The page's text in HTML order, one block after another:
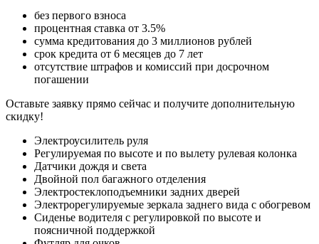
без первого взноса
процентная ставка от 3.5%
сумма кредитования до 3 миллионов рублей
срок кредита от 6 месяцев до 7 лет
отсутствие штрафов и комиссий при досрочном
погашении
Оставьте заявку прямо сейчас и получите дополнительную
скидку!
Электроусилитель руля
Регулируемая по высоте и по вылету рулевая колонка
Датчики дождя и света
Двойной пол багажного отделения
Электростеклоподъемники задних дверей
Электрорегулируемые зеркала заднего вида с обогревом
Сиденье водителя с регулировкой по высоте и
поясничной поддержкой